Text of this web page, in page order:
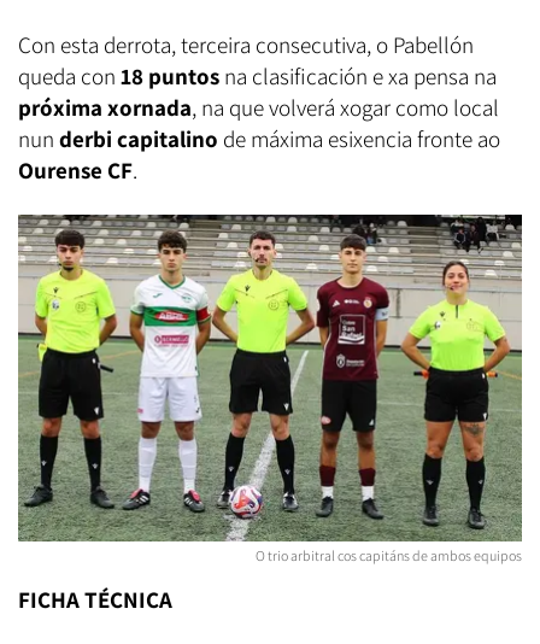
Con esta derrota, terceira consecutiva, o Pabellón
queda con 18 puntos na clasificación e xa pensa na
próxima xornada, na que volverá xogar como local
nun derbi capitalino de máxima esixencia fronte ao
Ourense CF.
O trio arbitral cos capitáns de ambos equipos
FICHA TÉCNICA